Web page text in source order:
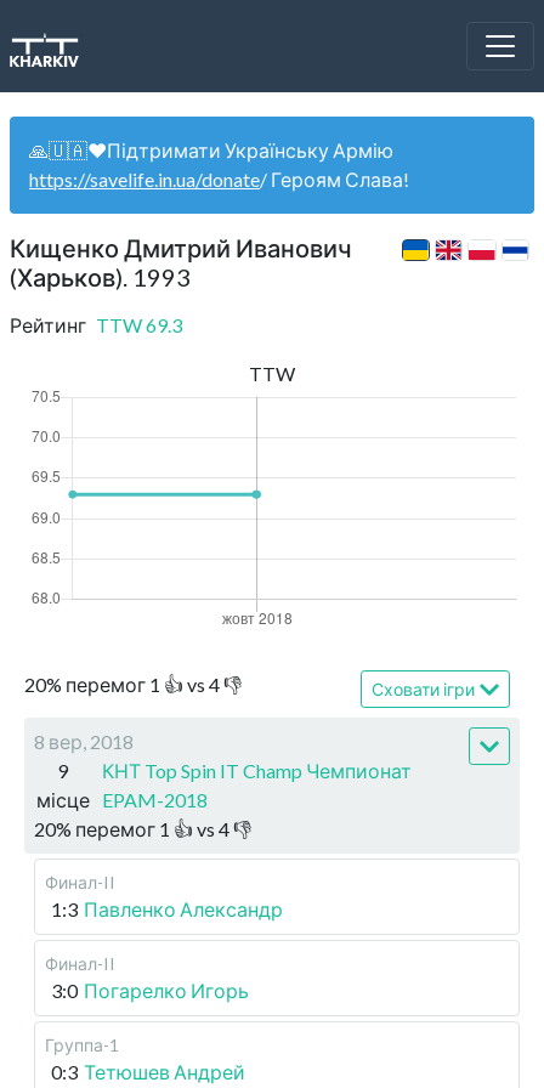
🙏🇺🇦❤️Підтримати Українську Армію
https://savelife.in.ua/donate/ Героям Слава!
Кищенко Дмитрий Иванович
(Харьков). 1993
Рейтинг TTW69.3
20% перемог 1 👍 vs 4👎 Сховати ігри
8 вер, 2018
9
місце
КНТ Top Spin IT Champ Чемпионат
EPAM-2018
20% перемог 1 👍 vs 4👎
Финал-II
1:3 Павленко Александр
Финал-II
3:0 Погарелко Игорь
Группа-1
0:3 Тетюшев Андрей
TTW